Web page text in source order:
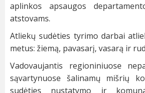
aplinkos apsaugos
atstovams.
Atliekų sudėties tyrimo darbai
metus: žiemą, pavasarį, vasarą ir
Vadovaujantis regioniniuose
sąvartynuose šalinamų mišrių
sudėties nustatymo ir